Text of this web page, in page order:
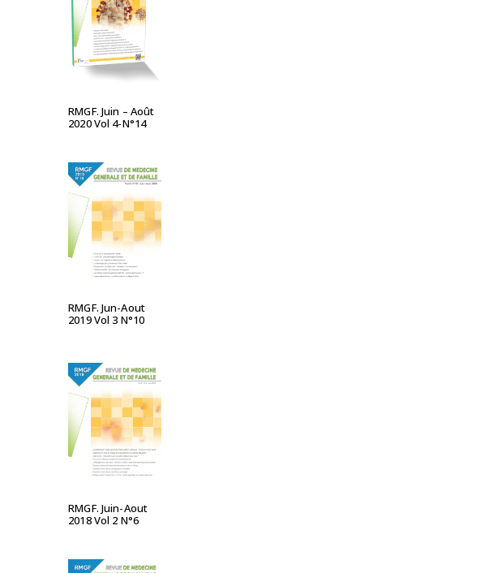
LIRE LA SUITE
RMGF. Juin – Août
2020 Vol 4-N°14
LIRE LA SUITE
RMGF. Jun-Aout
2019 Vol 3 N°10
LIRE LA SUITE
RMGF. Juin-Aout
2018 Vol 2 N°6